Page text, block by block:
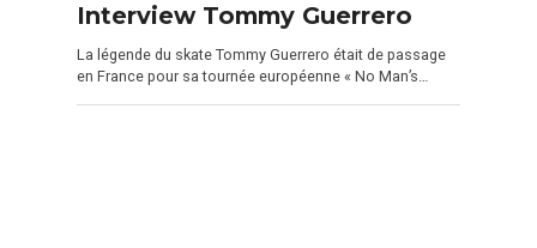
Interview Tommy Guerrero
La légende du skate Tommy Guerrero était de passage
en France pour sa tournée européenne « No Man’s…